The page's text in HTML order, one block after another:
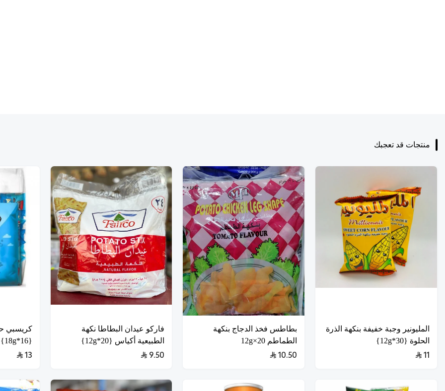
منتجات قد تعجبك
المليونير وجبة خفيفة بنكهة الذرة
الحلوة {30*12g}
11
بطاطس فخذ الدجاج بنكهة
الطماطم 20×12g
10.50
فاركو عيدان البطاطا نكهة
الطبيعية أكياس {20*12g}
9.50
كريسبي
{16*18g}
13